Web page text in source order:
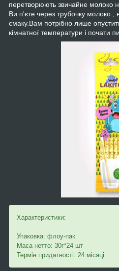
перетворюють звичайне молоко
Ви п'єте через трубочку молоко ,
смаку.Вам потрібно лише
кімнатної температури і почати
Характеристики:
Упаковка: флоу-пак
Маса нетто: 30г*24 шт
Термін придатності: 24 місяці.